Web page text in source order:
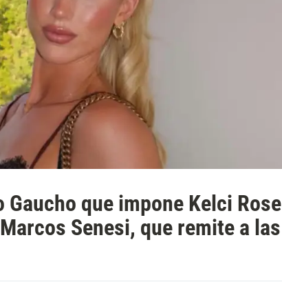
que impone Kelci Rose
Senesi, que remite a las